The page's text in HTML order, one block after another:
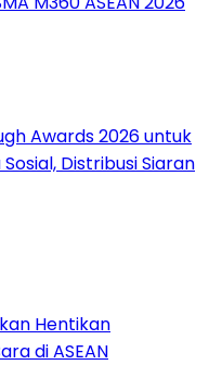
Awards 2026 untuk
Distribusi Siaran
Hentikan
di ASEAN